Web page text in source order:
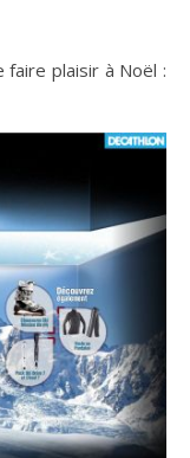
faire plaisir à Noël :